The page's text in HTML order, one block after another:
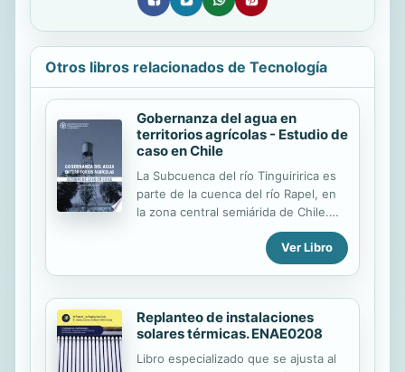
Otros libros relacionados de Tecnología
Gobernanza del agua en
territorios agrícolas - Estudio de
caso en Chile
La Subcuenca del río Tinguiririca es
parte de la cuenca del río Rapel, en
la zona central semiárida de Chile.
Siendo vulnerable al cambio
climático, ha tenido más de diez años
de sequía. Los desafíos y
fortalecer la confianza entre actores,
su coordinación efectiva, y la
prevención / resolución de
conflictos; fortalecer la
Ver Libro
Replanteo de instalaciones
solares térmicas. ENAE0208
Libro especializado que se ajusta al